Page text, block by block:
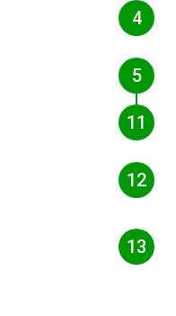
4
5
11
12
13